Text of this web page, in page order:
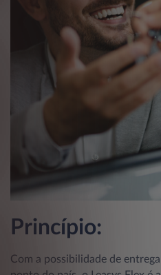
Princípio:
Com a possibilidade de